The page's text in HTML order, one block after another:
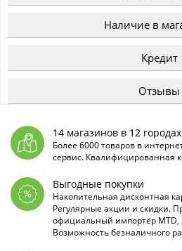
Наличие в
Кредит
Отзывы
14 магазинов в 12
Более 6000 товаров в
сервис. Квалифицированная
Выгодные покупки
Накопительная дисконтная
Регулярные акции и скидки.
официальный импортёр MTD,
Возможность безналичного